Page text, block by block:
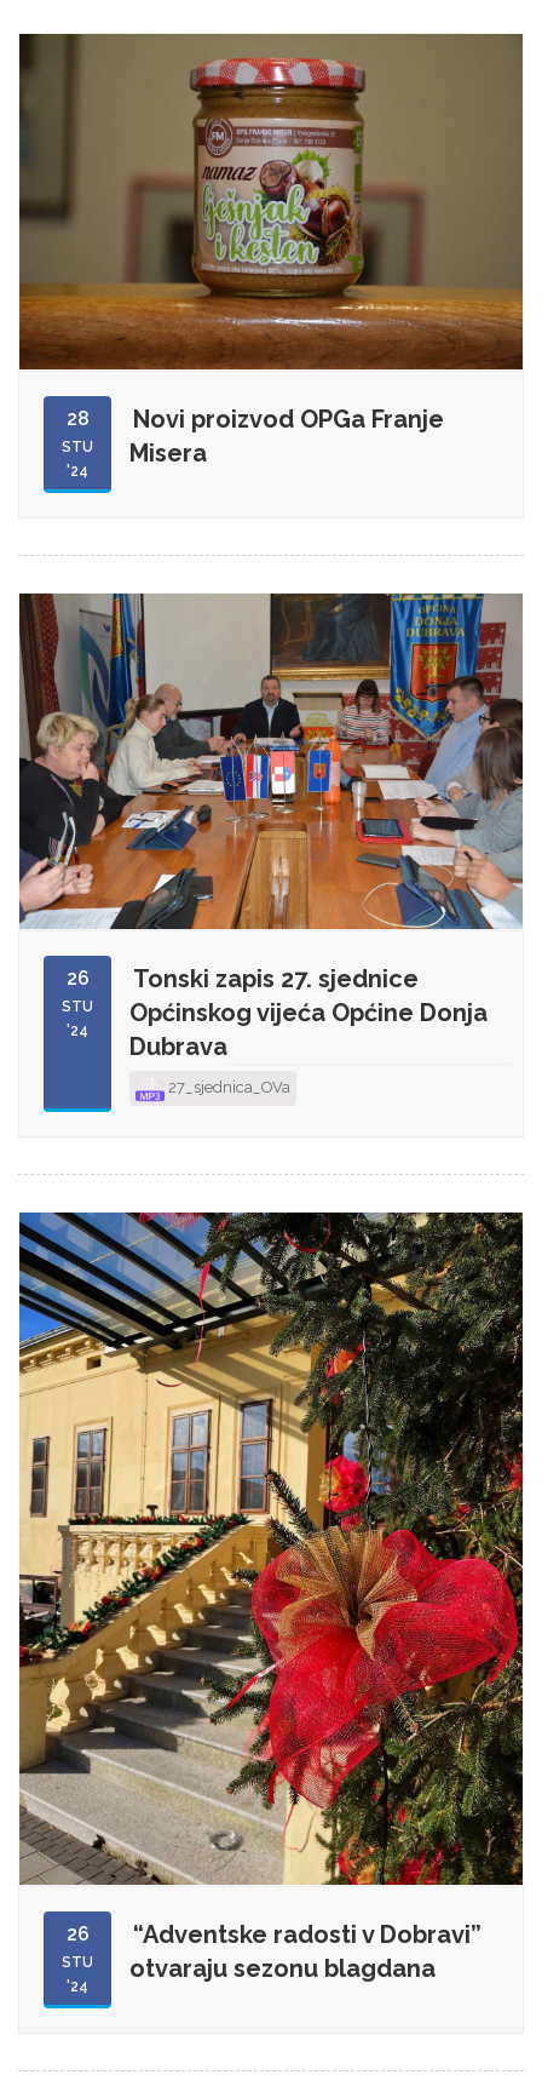
28
STU
'24
Novi proizvod OPGa Franje
Misera
26
STU
'24
Tonski zapis 27. sjednice
Općinskog vijeća Općine Donja
Dubrava
27_sjednica_OVa
26
STU
'24
“Adventske radosti v Dobravi”
otvaraju sezonu blagdana